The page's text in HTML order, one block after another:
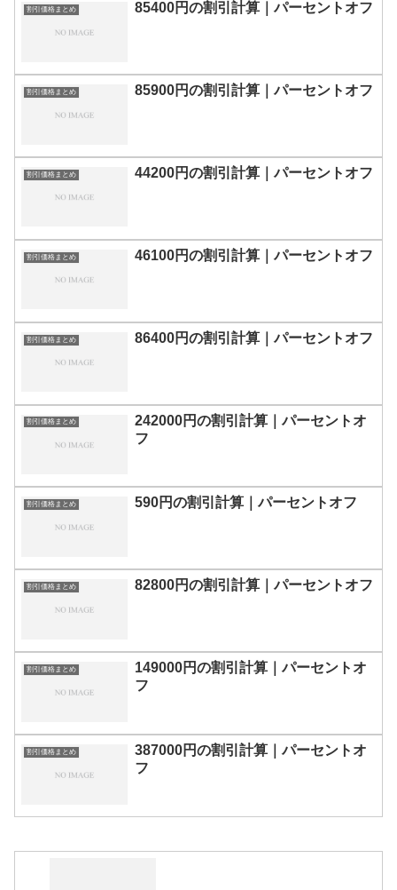
割引価格まとめ 85400円の割引計算｜パーセントオフ
割引価格まとめ 85900円の割引計算｜パーセントオフ
割引価格まとめ 44200円の割引計算｜パーセントオフ
割引価格まとめ 46100円の割引計算｜パーセントオフ
割引価格まとめ 86400円の割引計算｜パーセントオフ
割引価格まとめ
242000円の割引計算｜パーセントオ
フ
割引価格まとめ 590円の割引計算｜パーセントオフ
割引価格まとめ 82800円の割引計算｜パーセントオフ
割引価格まとめ
149000円の割引計算｜パーセントオ
フ
割引価格まとめ
387000円の割引計算｜パーセントオ
フ